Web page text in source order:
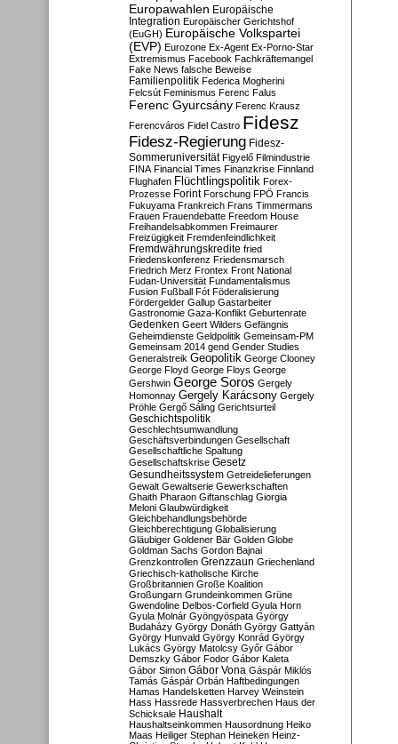
Europawahlen Europäische
Integration Europäischer Gerichtshof
(EuGH) Europäische Volkspartei
(EVP) Eurozone Ex-Agent Ex-Porno-Star
Extremismus Facebook Fachkräftemangel
Fake News falsche Beweise
Familienpolitik Federica Mogherini
Felcsút Feminismus Ferenc Falus
Ferenc Gyurcsány Ferenc Krausz
Ferencváros Fidel Castro Fidesz
Fidesz-Regierung Fidesz-
Sommeruniversität Figyelő Filmindustrie
FINA Financial Times Finanzkrise Finnland
Flughafen Flüchtlingspolitik Forex-
Prozesse Forint Forschung FPÖ Francis
Fukuyama Frankreich Frans Timmermans
Frauen Frauendebatte Freedom House
Freihandelsabkommen Freimaurer
Freizügigkeit Fremdenfeindlichkeit
Fremdwährungskredite fried
Friedenskonferenz Friedensmarsch
Friedrich Merz Frontex Front National
Fudan-Universität Fundamentalismus
Fusion Fußball Fót Föderalisierung
Fördergelder Gallup Gastarbeiter
Gastronomie Gaza-Konflikt Geburtenrate
Gedenken Geert Wilders Gefängnis
Geheimdienste Geldpolitik Gemeinsam-PM
Gemeinsam 2014 gend Gender Studies
Generalstreik Geopolitik George Clooney
George Floyd George Floys George
Gershwin George Soros Gergely
Homonnay Gergely Karácsony Gergely
Pröhle Gergő Sáling Gerichtsurteil
Geschichtspolitik
Geschlechtsumwandlung
Geschäftsverbindungen Gesellschaft
Gesellschaftliche Spaltung
Gesellschaftskrise Gesetz
Gesundheitssystem Getreidelieferungen
Gewalt Gewaltserie Gewerkschaften
Ghaith Pharaon Giftanschlag Giorgia
Meloni Glaubwürdigkeit
Gleichbehandlungsbehörde
Gleichberechtigung Globalisierung
Gläubiger Goldener Bär Golden Globe
Goldman Sachs Gordon Bajnai
Grenzkontrollen Grenzzaun Griechenland
Griechisch-katholische Kirche
Großbritannien Große Koalition
Großungarn Grundeinkommen Grüne
Gwendoline Delbos-Corfield Gyula Horn
Gyula Molnár Gyöngyöspata György
Budaházy György Donáth György Gattyán
György Hunvald György Konrád György
Lukács György Matolcsy Győr Gábor
Demszky Gábor Fodor Gábor Kaleta
Gábor Simon Gábor Vona Gáspár Miklós
Tamás Gáspár Orbán Haftbedingungen
Hamas Handelsketten Harvey Weinstein
Hass Hassrede Hassverbrechen Haus der
Schicksale Haushalt
Haushaltseinkommen Hausordnung Heiko
Maas Heiliger Stephan Heineken Heinz-